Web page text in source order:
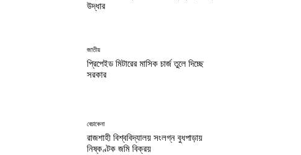
উদ্ধার
জাতীয়
প্রিপেইড মিটারের মাসিক চার্জ তুলে দিচ্ছে
সরকার
বেচাকেনা
রাজশাহী বিশ্ববিদ্যালয় সংলগ্ন বুধপাড়ায়
নিষ্কণ্টক জমি বিক্রয়